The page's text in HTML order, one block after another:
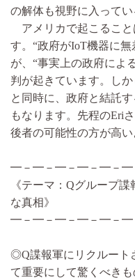
の解体も視野に入ってい
アメリカで起こること
す。“政府がIoT機器に
が、“事実上の政府によ
判が起きています。し
と同時に、政府と結託
もなります。先程のEri
後者の可能性の方が高い
━－━－━－━－━－━
《テーマ：Qグループ
な真相》
━－━－━－━－━－━
◎Q諜報軍にリクルート
て重要にして驚くべき